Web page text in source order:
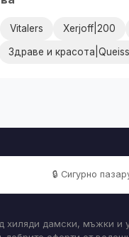
Vitalers Xerjoff|200
Здраве и
🔒 Сигурно
хиляди дамски, мъжки и